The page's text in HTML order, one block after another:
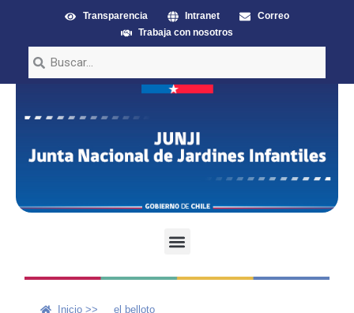
Transparencia Intranet
Correo
Trabaja con nosotros
Inicio >> el belloto